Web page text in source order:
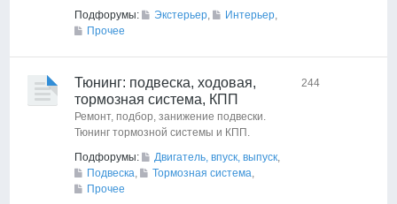
Подфорумы:
Экстерьер, Интерьер,
Прочее
Тюнинг: подвеска, ходовая,
тормозная система, КПП
Ремонт, подбор, занижение подвески.
Тюнинг тормозной системы и КПП.
Подфорумы:
Двигатель, впуск, выпуск,
Подвеска, Тормозная система,
Прочее
244